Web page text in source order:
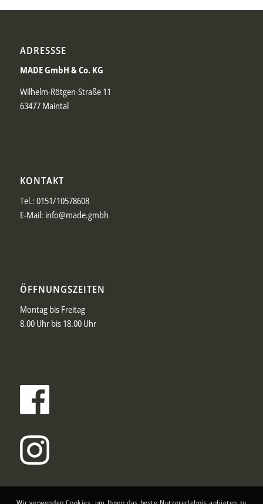
ADRESSSE
MADE GmbH & Co. KG
Wilhelm-Rötgen-Straße 11
63477 Maintal
KONTAKT
Tel.: 0151/10578608
E-Mail: info@made.gmbh
ÖFFNUNGSZEITEN
Montag bis Freitag
8.00 Uhr bis 18.00 Uhr